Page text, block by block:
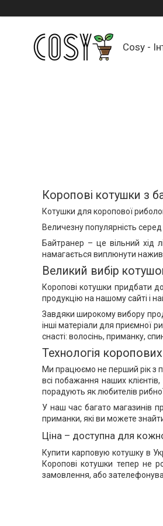
Cosy -
Коропові котушки з
Котушки для коропової
Величезну популярність
Байтранер – це вільний хід
намагається виплюнути
Великий вибір
Коропові котушки придбати
продукцію на нашому сайті і
Завдяки широкому вибору
інші матеріали для приємної
снасті: волосінь, приманку,
Технологія
Ми працюємо не перший рік з
всі побажання наших
порадують як любителів
У наш час багато магазинів
приманки, які ви можете
Ціна – доступна для
Купити карповую котушку в
Коропові котушки тепер не
замовлення, або